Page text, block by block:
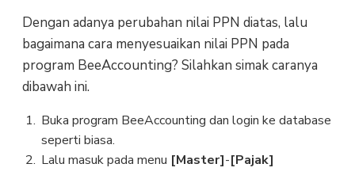
Dengan adanya perubahan nilai PPN diatas, lalu
bagaimana cara menyesuaikan nilai PPN pada
program BeeAccounting? Silahkan simak caranya
dibawah ini.
Buka program BeeAccounting dan login ke database
seperti biasa.
Lalu masuk pada menu [Master]-[Pajak]